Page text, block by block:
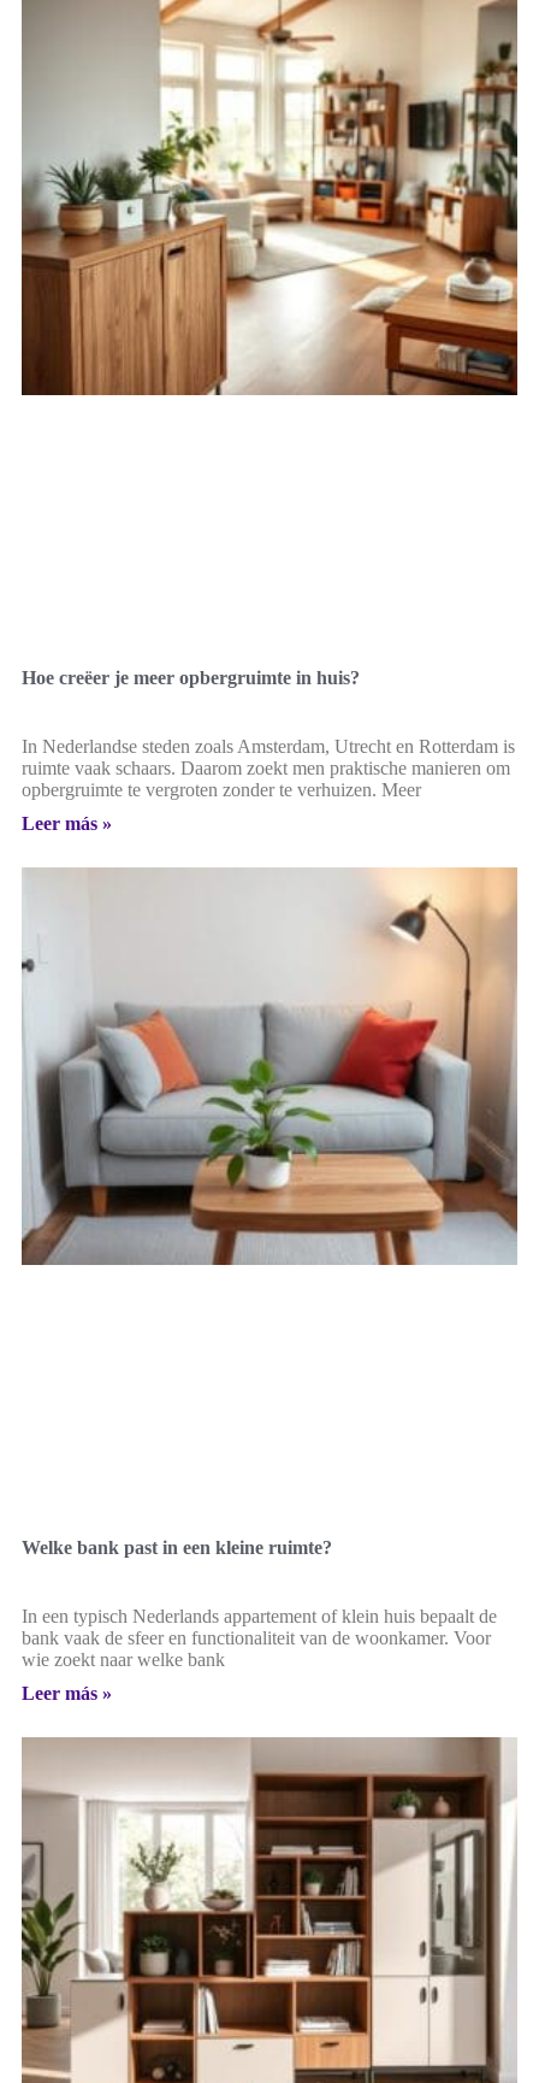
Hoe creëer je meer opbergruimte in huis?
In Nederlandse steden zoals Amsterdam, Utrecht en Rotterdam is
ruimte vaak schaars. Daarom zoekt men praktische manieren om
opbergruimte te vergroten zonder te verhuizen. Meer
Leer más »
Welke bank past in een kleine ruimte?
In een typisch Nederlands appartement of klein huis bepaalt de
bank vaak de sfeer en functionaliteit van de woonkamer. Voor
wie zoekt naar welke bank
Leer más »